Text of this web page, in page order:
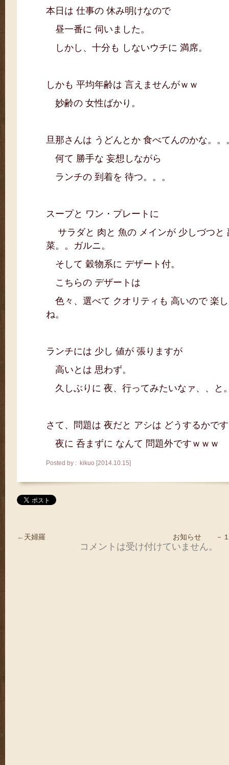
本日は 仕事の 休み明けなので
昼一番に 伺いました。
しかし、十分も しないウチに 満席。
しかも 平均年齢は 言えませんがｗｗ
妙齢の 女性ばかり。
旦那さんは うどんとか 食べてんのかな。。
何て 勝手な 妄想しながら
ランチの 到着を 待つ。。。
スープと ワン・プレートに
サラダと 肉と 魚の メインが 少しづつと
菜。。ガルニ。
そして 穀物系に デザート付。
こちらの デザートは
色々、選べて クオリティも 高いので 楽
ね。
ランチには 少し 値が 張りますが
高いとは 思わず。
久しぶりに 夜、行ってみたいなァ、、と
さて、問題は 夜だと アシは どうするかで
夜に 呑まずに なんて 問題外ですｗｗｗ
Posted by : kikuo [2014.10.15]
← 天婦羅 お知らせ －１
コメントは受け付けていません。